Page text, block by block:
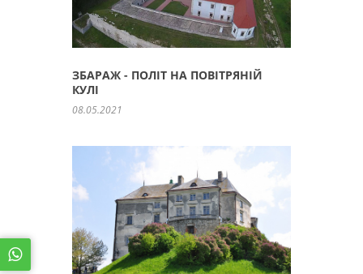
ЗБАРАЖ - ПОЛІТ НА ПОВІТРЯНІЙ
КУЛІ
08.05.2021